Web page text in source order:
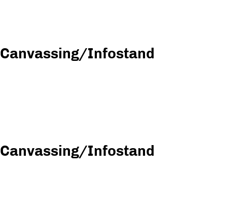
Canvassing/Infostand
Canvassing/Infostand